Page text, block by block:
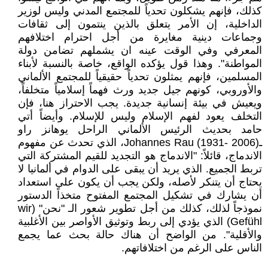
كذلك، فإنهم يشكلون تحدياً للمجتمع المدني وليس لوزير
الداخلية، إن الأمر يتعلق بالذين ينتمون إلى ثقافات
وجماعات دينية مغايرة من أجل احترام اختلافهم
المعرفي وفي الوقت عينه ان يشملهم تضامن دولة
المواطنة". وهذا قول يؤكده الواقع، خاصة بالنسبة لأبناء
المسلمين، فإنهم يمثلون تحدياً حقيقياً للمجتمع الألماني
والأوروبي، كونهم جيل جديد ورث فهماً إسلامياً متخلفاً،
ويعيش في بيئة إنسانية جديدة. يجب الاحتراز هنا، فإن
التخلف يعود لفهم الإسلام وليس للإسلام. وأيضاً أتي
حامد بحديث الرئيس الألماني الراحل يوهانز راو
ـJohannes Rau (1931- 2006)، الذي تحدث عن مفهوم
الاندماج، قائلاً: "الاندماج هو التجديد للقيم المشتركة التي
تربط الجميع. الذي يريد أن يبقى على الدوام في ألمانيا لا
يحتاج أن يتنكر لأصله، ولكن يجب أن يكون على استعداد
أن يشارك في تشكيل المجتمع المفتوح متخذاً الدستور
نموذجاً لذلك، كذلك من أجل تطوير شعور الـ "نحن" (wir
Gefühl) الذي يؤدي إلى ربط وتوثيق الأواصر بين الأغلبية
والأقلية". من الواضح أن هناك حالة بحث عما يجمع
الناس على الرغم من اختلافاتهم.